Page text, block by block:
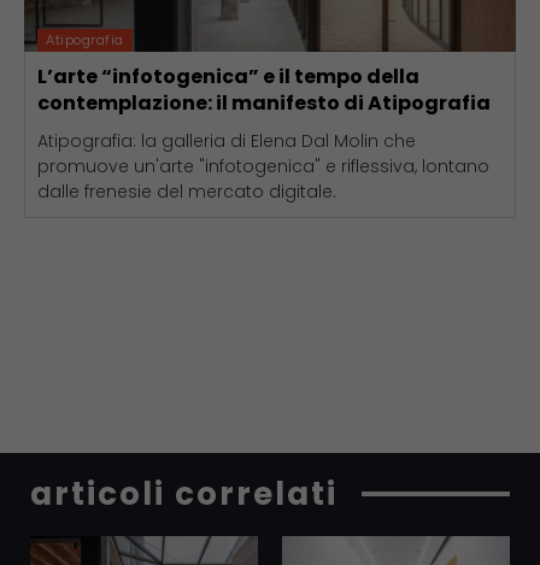
Atipografia
L’arte “infotogenica” e il tempo della
contemplazione: il manifesto di Atipografia
Atipografia: la galleria di Elena Dal Molin che
promuove un'arte "infotogenica" e riflessiva, lontano
dalle frenesie del mercato digitale.
articoli correlati